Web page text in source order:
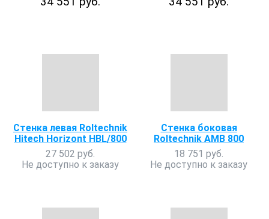
Стенка левая Roltechnik
Hitech Horizont HBL/800
27 502 руб.
Не доступно к заказу
Стенка боковая
Roltechnik AMB 800
18 751 руб.
Не доступно к заказу